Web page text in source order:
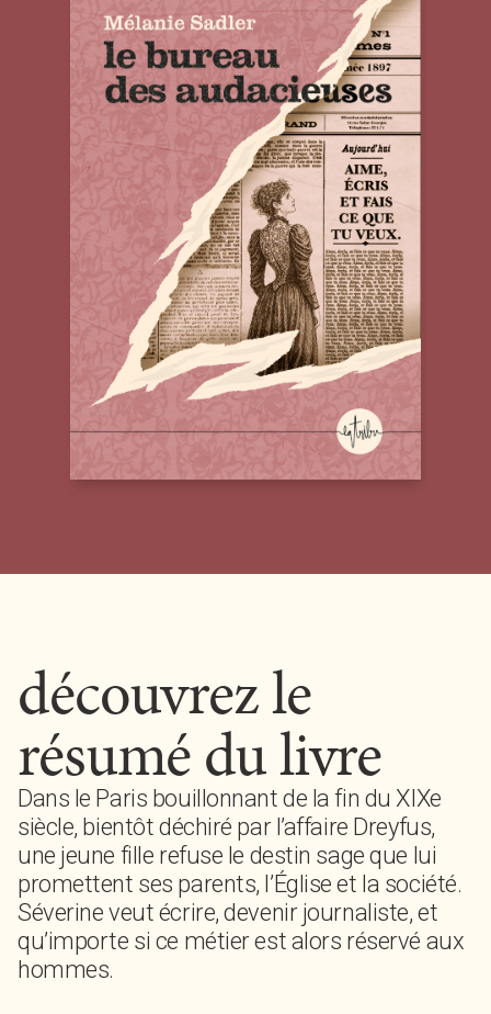
découvrez le
résumé du livre
Dans le Paris bouillonnant de la fin du XIXe
siècle, bientôt déchiré par l’affaire Dreyfus,
une jeune fille refuse le destin sage que lui
promettent ses parents, l’Église et la société.
Séverine veut écrire, devenir journaliste, et
qu’importe si ce métier est alors réservé aux
hommes.